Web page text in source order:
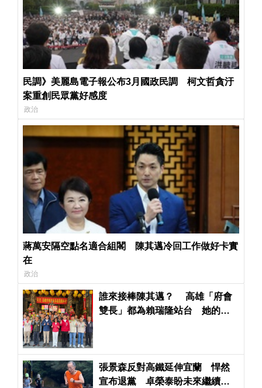
民調》美麗島電子報公布3月國政民調 柯文哲貪汙
案重創民眾黨好感度
政治
蔣萬安隔空點名適合組閣 陳其邁冷回工作做好卡實
在
政治
誰來接棒陳其邁？ 高雄「府會
雙長」都為賴瑞隆站台 她的這
張景森反對高鐵延伸宜蘭 悍然
宣布退黨 卓榮泰盼未來繼續合